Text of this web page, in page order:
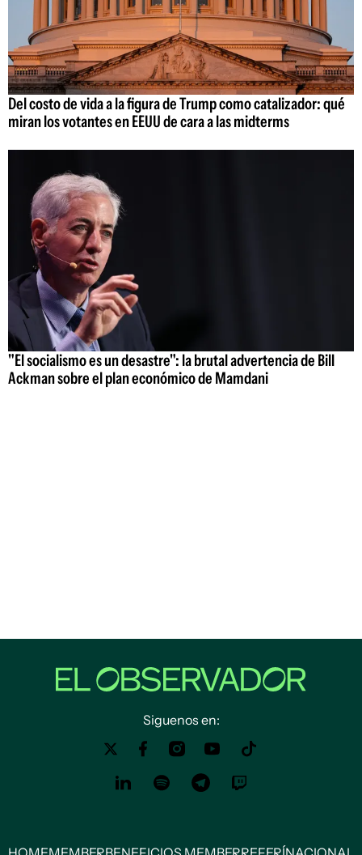
Del costo de vida a la figura de Trump como catalizador: qué
miran los votantes en EEUU de cara a las midterms
"El socialismo es un desastre": la brutal advertencia de Bill
Ackman sobre el plan económico de Mamdani
Siguenos en: